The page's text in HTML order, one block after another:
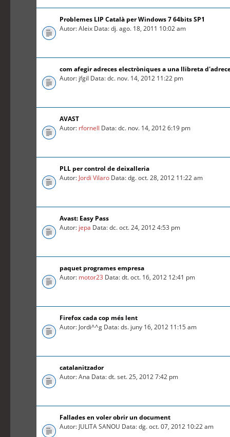
Problemes LIP Català per Windows 7 64bits SP1
Autor: Aleix Data: dj. ago. 18, 2011 10:02 am
com afegir adreces electròniques a una llibreta
Autor: jfgil Data: dc. nov. 14, 2012 11:22 pm
AVAST
Autor: rfornell Data: dc. nov. 14, 2012 6:19 pm
PLL per control de deixalleria
Autor: Jordi Vilaro Data: dg. oct. 28, 2012 11:22 am
Avast: Easy Pass
Autor: jepa Data: dc. oct. 24, 2012 4:53 pm
paquet programes empresa
Autor: motor23 Data: dt. oct. 16, 2012 12:41 pm
Firefox cada cop més lent
Autor: Jordi^^g Data: ds. juny 16, 2012 11:15 am
catalanitzador
Autor: Ana Data: dt. set. 25, 2012 7:42 pm
Fallades en voler obrir un document
Autor: JULITA SANOU Data: dg. oct. 07, 2012 10:22 am